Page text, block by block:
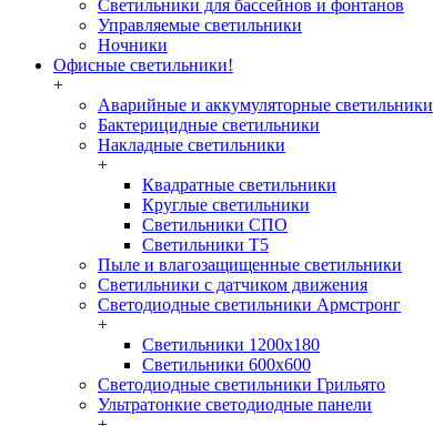
Светильники для бассейнов и фонтанов
Управляемые светильники
Ночники
Офисные светильники!
+
Аварийные и аккумуляторные светильники
Бактерицидные светильники
Накладные светильники
+
Квадратные светильники
Круглые светильники
Светильники СПО
Светильники Т5
Пыле и влагозащищенные светильники
Светильники с датчиком движения
Светодиодные светильники Армстронг
+
Светильники 1200х180
Светильники 600х600
Светодиодные светильники Грильято
Ультратонкие светодиодные панели